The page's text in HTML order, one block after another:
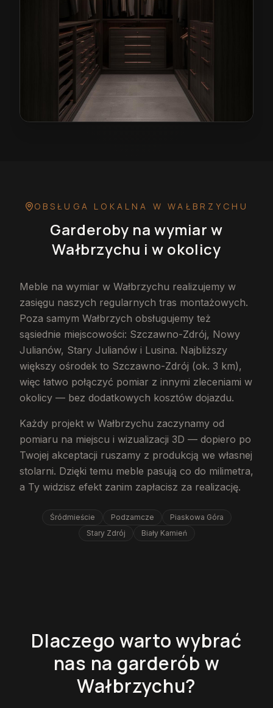
OBSŁUGA LOKALNA W WAŁBRZYCHU
Garderoby na wymiar w
Wałbrzychu i w okolicy
Meble na wymiar w Wałbrzychu realizujemy w
zasięgu naszych regularnych tras montażowych.
Poza samym Wałbrzych obsługujemy też
sąsiednie miejscowości: Szczawno-Zdrój, Nowy
Julianów, Stary Julianów i Lusina. Najbliższy
większy ośrodek to Szczawno-Zdrój (ok. 3 km),
więc łatwo połączyć pomiar z innymi zleceniami w
okolicy — bez dodatkowych kosztów dojazdu.
Każdy projekt w Wałbrzychu zaczynamy od
pomiaru na miejscu i wizualizacji 3D — dopiero po
Twojej akceptacji ruszamy z produkcją we własnej
stolarni. Dzięki temu meble pasują co do milimetra,
a Ty widzisz efekt zanim zapłacisz za realizację.
Śródmieście Podzamcze
Piaskowa Góra
Stary Zdrój
Biały Kamień
Dlaczego warto wybrać
nas na garderób w
Wałbrzychu?